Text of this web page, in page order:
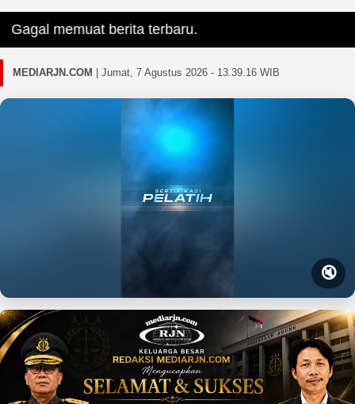
memuat berita terbaru.
MEDIARJN.COM Jumat, 7 Agustus 2026 - 13.39.18 WIB
🔇